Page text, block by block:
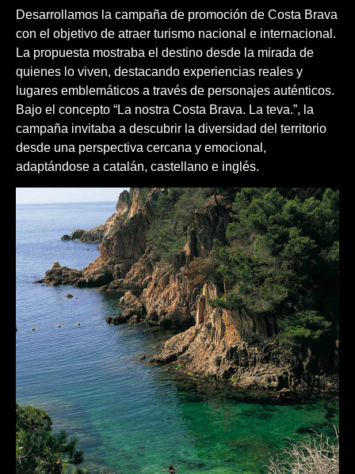
Desarrollamos la campaña de promoción de Costa Brava
con el objetivo de atraer turismo nacional e internacional.
La propuesta mostraba el destino desde la mirada de
quienes lo viven, destacando experiencias reales y
lugares emblemáticos a través de personajes auténticos.
Bajo el concepto “La nostra Costa Brava. La teva.”, la
campaña invitaba a descubrir la diversidad del territorio
desde una perspectiva cercana y emocional,
adaptándose a catalán, castellano e inglés.